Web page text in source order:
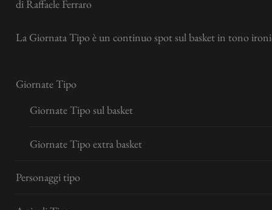
di Raffaele Ferraro
La Giornata Tipo è un continuo spot sul basket in tono
Giornate Tipo
Giornate Tipo sul basket
Giornate Tipo extra basket
Personaggi tipo